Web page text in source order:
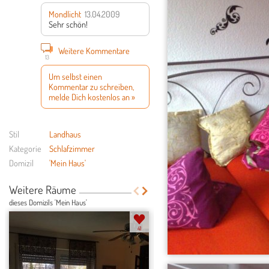
Mondlicht 13.04.2009
Sehr schön!
13
Weitere Kommentare
Um selbst einen
Kommentar zu schreiben,
melde Dich kostenlos an »
Stil
Landhaus
Kategorie
Schlafzimmer
Domizil
'Mein Haus'
Weitere Räume
dieses Domizils 'Mein Haus'
41